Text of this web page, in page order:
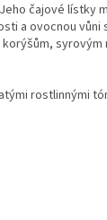
čajové lístky
a ovocnou vůni
syrovým
rostlinnými